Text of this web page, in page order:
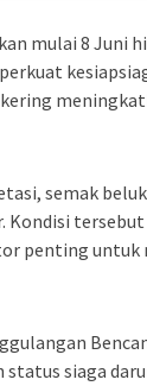
mulai 8 Juni
semak
penting untuk
siaga